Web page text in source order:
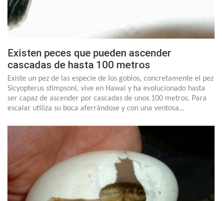
Existen peces que pueden ascender
cascadas de hasta 100 metros
Existe un pez de las especie de los gobios, concretamente el pez
Sicyopterus stimpsoni, vive en Hawai y ha evolucionado hasta
ser capaz de ascender por cascadas de unos 100 metros. Para
escalar utiliza su boca aferrándose y con una ventosa…